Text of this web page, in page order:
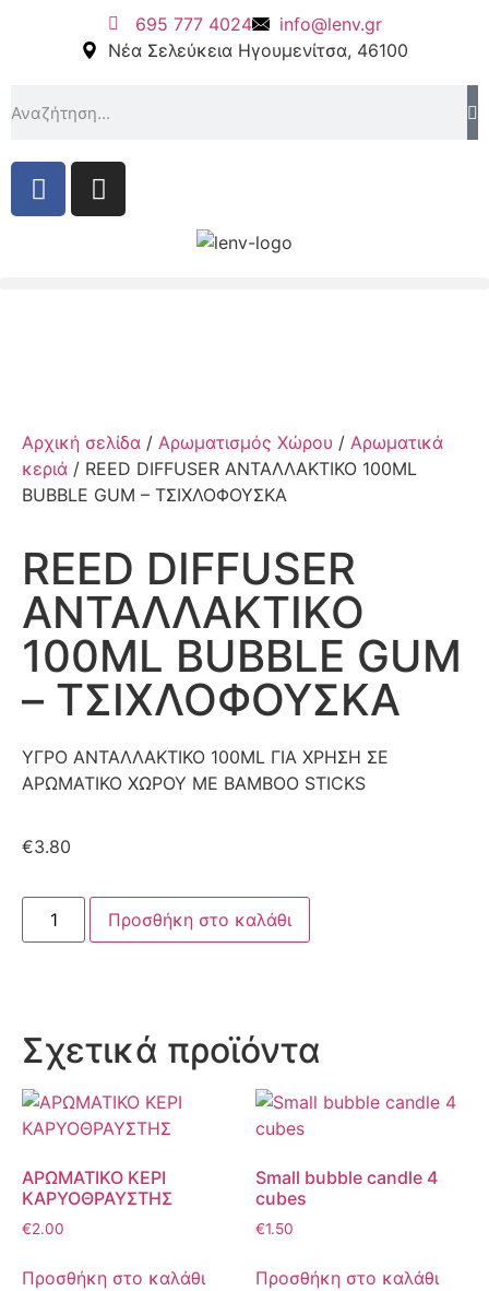
695 777 4024
info@lenv.gr
Νέα Σελεύκεια Ηγουμενίτσα, 46100
Αρχική σελίδα / Αρωματισμός Χώρου / Αρωματικά
κεριά / REED DIFFUSER ΑΝΤΑΛΛΑΚΤΙΚΟ 100ML
BUBBLE GUM – ΤΣΙΧΛΟΦΟΥΣΚΑ
REED DIFFUSER
ΑΝΤΑΛΛΑΚΤΙΚΟ
100ML BUBBLE GUM
– ΤΣΙΧΛΟΦΟΥΣΚΑ
ΥΓΡΟ ΑΝΤΑΛΛΑΚΤΙΚΟ 100ML ΓΙΑ ΧΡΗΣΗ ΣΕ
ΑΡΩΜΑΤΙΚΟ ΧΩΡΟΥ ΜΕ BAMBOO STICKS
€3.80
Προσθήκη στο καλάθι
Σχετικά προϊόντα
ΑΡΩΜΑΤΙΚΟ ΚΕΡΙ
ΚΑΡΥΟΘΡΑΥΣΤΗΣ
€2.00
Προσθήκη στο καλάθι
Small bubble candle 4
cubes
€1.50
Προσθήκη στο καλάθι